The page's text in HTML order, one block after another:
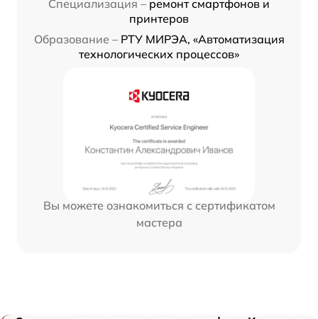
Специализация – ремонт смартфонов и
принтеров
Образование – РТУ МИРЭА, «Автоматизация
технологических процессов»
Вы можете ознакомиться с сертификатом
мастера